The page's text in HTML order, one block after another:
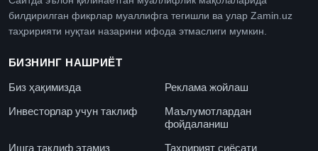
билдирилган фикрлар муаллифга тегишли ва улар Zamin.uz
таҳририяти нуқтаи назарини ифода этмаслиги мумкин.
БИЗНИНГ НАШРИЁТ
Биз ҳақимизда
Реклама жойлаш
Инвесторлар учун таклиф
Маълумотлардан
фойдаланиш
Ишга таклиф этамиз
Таҳририят сиёсати